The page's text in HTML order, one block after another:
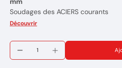
Soudages des ACIERS courants
Diamètre d'électrode: 4 mm
Puissance de soudage à régler:
Amorçage et réamorçage faciles.
Bonne soudabilité en toutes
Découvrir